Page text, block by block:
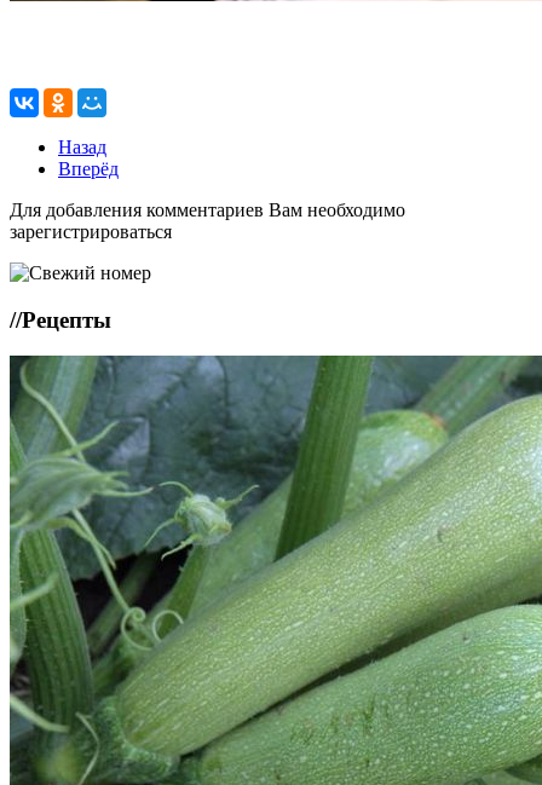
Назад
Вперёд
Для добавления комментариев Вам необходимо
зарегистрироваться
//Рецепты